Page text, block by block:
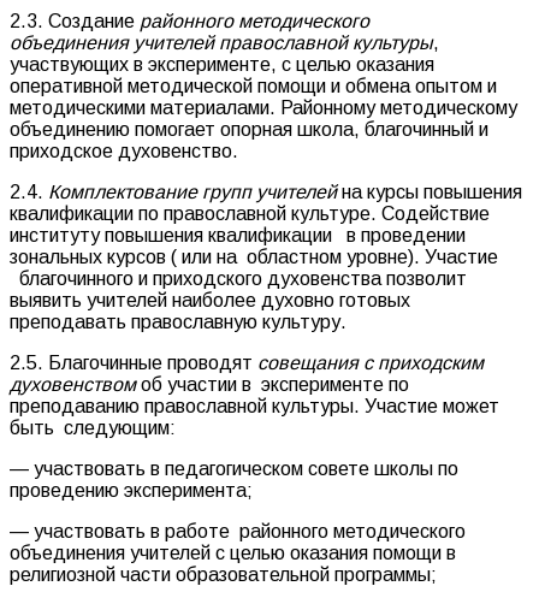
2.3. Создание районного методического
объединения учителей православной культуры,
участвующих в эксперименте, с целью оказания
оперативной методической помощи и обмена опытом и
методическими материалами. Районному методическому
объединению помогает опорная школа, благочинный и
приходское духовенство.
2.4. Комплектование групп учителейна курсы повышения
квалификации по православной культуре. Содействие
институту повышения квалификации в проведении
зональных курсов ( или на областном уровне). Участие
благочинного и приходского духовенства позволит
выявить учителей наиболее духовно готовых
преподавать православную культуру.
2.5. Благочинные проводят совещания с приходским
духовенствомоб участии в эксперименте по
преподаванию православной культуры. Участие может
быть следующим:
— участвовать в педагогическом совете школы по
проведению эксперимента;
— участвовать в работе районного методического
объединения учителей с целью оказания помощи в
религиозной части образовательной программы;